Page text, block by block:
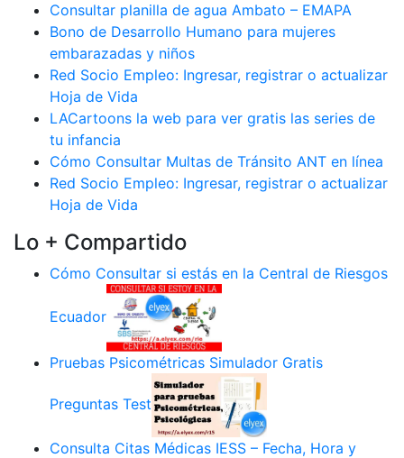
Consultar planilla de agua Ambato – EMAPA
Bono de Desarrollo Humano para mujeres
embarazadas y niños
Red Socio Empleo: Ingresar, registrar o actualizar
Hoja de Vida
LACartoons la web para ver gratis las series de
tu infancia
Cómo Consultar Multas de Tránsito ANT en línea
Red Socio Empleo: Ingresar, registrar o actualizar
Hoja de Vida
Lo + Compartido
Cómo Consultar si estás en la Central de Riesgos
Ecuador
Pruebas Psicométricas Simulador Gratis
Preguntas Test
Consulta Citas Médicas IESS – Fecha, Hora y